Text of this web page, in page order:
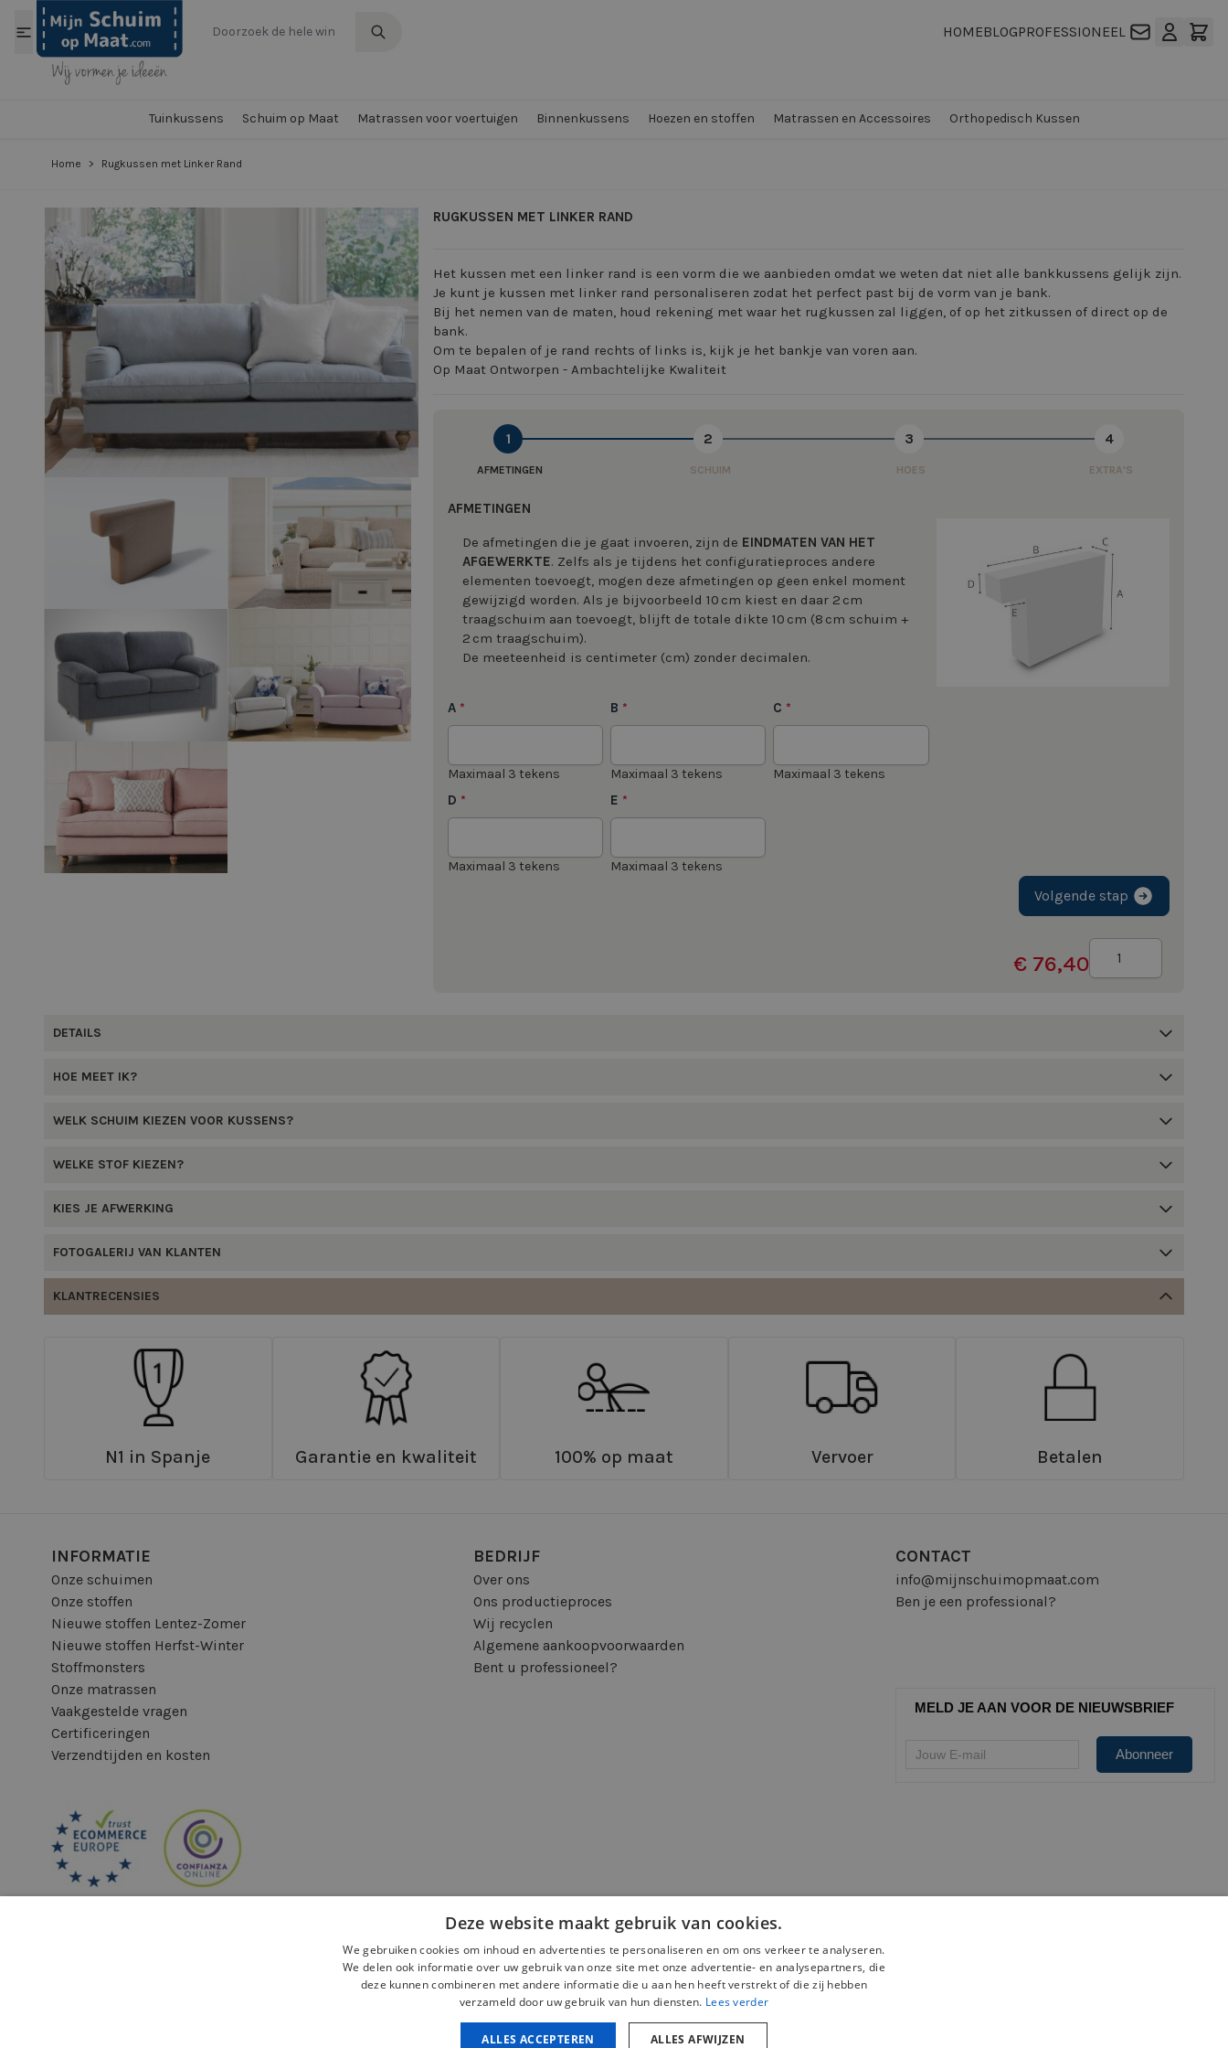
Ga naar de inhoud
HOMEBLOGPROFESSIONEEL
Tuinkussens Schuim op Maat Matrassen voor voertuigen Binnenkussens Hoezen en stoffen Matrassen en Accessoires Orthopedisch Kussen
Home > Rugkussen met Linker Rand
RUGKUSSEN MET LINKER RAND
View larger image
View larger image
Het kussen met een linker rand is een vorm die we aanbieden omdat we weten dat niet alle bankkussens gelijk zijn.
Je kunt je kussen met linker rand personaliseren zodat het perfect past bij de vorm van je bank.
Bij het nemen van de maten, houd rekening met waar het rugkussen zal liggen, of op het zitkussen of direct op de
bank.
Om te bepalen of je rand rechts of links is, kijk je het bankje van voren aan.
Op Maat Ontworpen - Ambachtelijke Kwaliteit
1
AFMETINGEN
2
SCHUIM
3
HOES
4
EXTRA'S
AFMETINGEN
De afmetingen die je gaat invoeren, zijn de EINDMATEN VAN HET
AFGEWERKTE. Zelfs als je tijdens het configuratieproces andere
elementen toevoegt, mogen deze afmetingen op geen enkel moment
gewijzigd worden. Als je bijvoorbeeld 10 cm kiest en daar 2 cm
traagschuim aan toevoegt, blijft de totale dikte 10 cm (8 cm schuim +
2 cm traagschuim).
De meeteenheid is centimeter (cm) zonder decimalen.
A *
Maximaal 3 tekens
B *
Maximaal 3 tekens
C *
Maximaal 3 tekens
D *
Maximaal 3 tekens
E *
Maximaal 3 tekens
Volgende stap
€ 76,40
DETAILS
HOE MEET IK?
WELK SCHUIM KIEZEN VOOR KUSSENS?
WELKE STOF KIEZEN?
KIES JE AFWERKING
FOTOGALERIJ VAN KLANTEN
KLANTRECENSIES
N1 in Spanje Garantie en kwaliteit 100% op maat Vervoer Betalen
INFORMATIE
Onze schuimen
Onze stoffen
Nieuwe stoffen Lentez-Zomer
Nieuwe stoffen Herfst-Winter
Stoffmonsters
Onze matrassen
Vaakgestelde vragen
Certificeringen
Verzendtijden en kosten
BEDRIJF
Over ons
Ons productieproces
Wij recyclen
Algemene aankoopvoorwaarden
Bent u professioneel?
CONTACT
info@mijnschuimopmaat.com
Ben je een professional?
MELD JE AAN VOOR DE NIEUWSBRIEF
Deze website maakt gebruik van cookies.
We gebruiken cookies om inhoud en advertenties te personaliseren en om ons verkeer te analyseren.
We delen ook informatie over uw gebruik van onze site met onze advertentie- en analysepartners, die
deze kunnen combineren met andere informatie die u aan hen heeft verstrekt of die zij hebben
verzameld door uw gebruik van hun diensten. Lees verder
ALLES ACCEPTEREN ALLES AFWIJZEN